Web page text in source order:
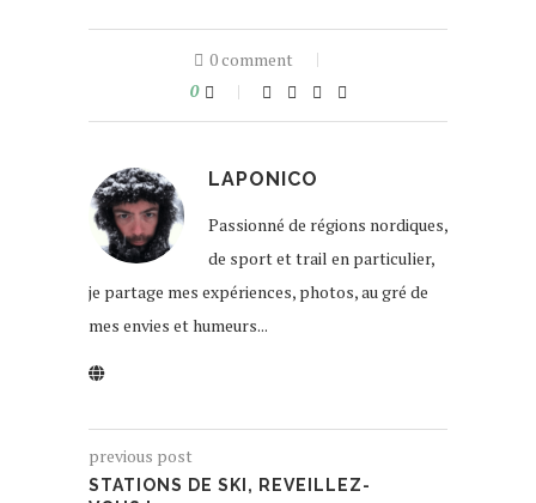
0 comment
0
LAPONICO
Passionné de régions nordiques,
de sport et trail en particulier,
je partage mes expériences, photos, au gré de
mes envies et humeurs...
previous post
STATIONS DE SKI, REVEILLEZ-